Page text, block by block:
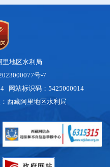
里地区水利局
号-7
网站标识码：5425000014
西藏阿里地区水利局